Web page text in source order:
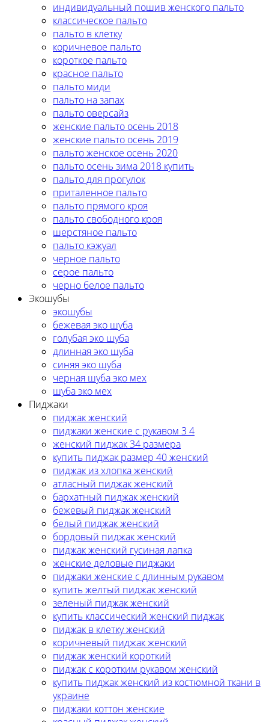
индивидуальный пошив женского пальто
классическое пальто
пальто в клетку
коричневое пальто
короткое пальто
красное пальто
пальто миди
пальто на запах
пальто оверсайз
женские пальто осень 2018
женские пальто осень 2019
пальто женское осень 2020
пальто осень зима 2018 купить
пальто для прогулок
приталенное пальто
пальто прямого кроя
пальто свободного кроя
шерстяное пальто
пальто кэжуал
черное пальто
серое пальто
черно белое пальто
Экошубы
экошубы
бежевая эко шуба
голубая эко шуба
длинная эко шуба
синяя эко шуба
черная шуба эко мех
шуба эко мех
Пиджаки
пиджак женский
пиджаки женские с рукавом 3 4
женский пиджак 34 размера
купить пиджак размер 40 женский
пиджак из хлопка женский
атласный пиджак женский
бархатный пиджак женский
бежевый пиджак женский
белый пиджак женский
бордовый пиджак женский
пиджак женский гусиная лапка
женские деловые пиджаки
пиджаки женские с длинным рукавом
купить желтый пиджак женский
зеленый пиджак женский
купить классический женский пиджак
пиджак в клетку женский
коричневый пиджак женский
пиджак женский короткий
пиджак с коротким рукавом женский
купить пиджак женский из костюмной ткани в
украине
пиджаки коттон женские